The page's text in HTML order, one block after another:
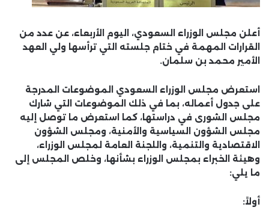
أعلن مجلس الوزراء السعودي، اليوم الأربعاء، عن عدد من
القرارات المهمة في ختام جلسته التي ترأسها ولي العهد
الأمير محمد بن سلمان.
استعرض مجلس الوزراء السعودي الموضوعات المدرجة
على جدول أعماله، بما في ذلك الموضوعات التي شارك
مجلس الشورى في دراستها، كما استعرض ما توصل إليه
مجلس الشؤون السياسية والأمنية، ومجلس الشؤون
الاقتصادية والتنمية، واللجنة العامة لمجلس الوزراء،
وهيئة الخبراء بمجلس الوزراء بشأنها، وخلص المجلس إلى
ما يلي:
أولاً: